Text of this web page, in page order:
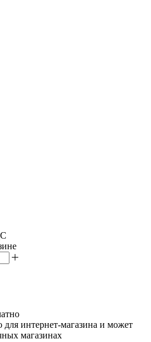
для интернет-магазина и может
магазинах